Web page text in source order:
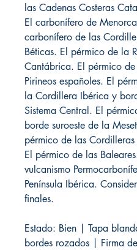
las Cadenas Costeras
El carbonífero de
carbonífero de las
Béticas. El pérmico de la
Cantábrica. El pérmico
Pirineos españoles. El
la Cordillera Ibérica y
Sistema Central. El
borde suroeste de la
pérmico de las Cordilleras
El pérmico de las
vulcanismo
Península Ibérica.
finales.
Estado: Bien | Tapa
bordes rozados | Firma de